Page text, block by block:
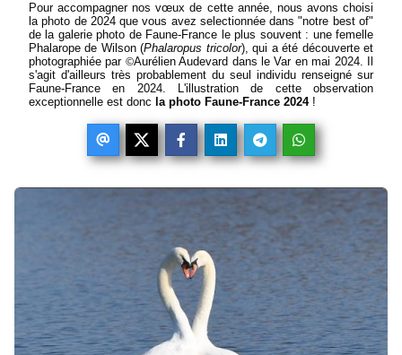
Pour accompagner nos vœux de cette année, nous avons choisi
la photo de 2024 que vous avez selectionnée dans "notre best of"
de la galerie photo de Faune-France le plus souvent : une femelle
Phalarope de Wilson (Phalaropus tricolor), qui a été découverte et
photographiée par ©Aurélien Audevard dans le Var en mai 2024.
s'agit d'ailleurs très probablement du seul individu renseigné sur
Faune-France en 2024. L'illustration de cette observation
exceptionnelle est donc la photo Faune-France 2024!